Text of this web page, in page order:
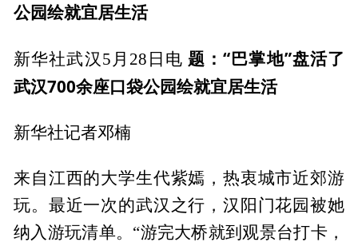
公园绘就宜居生活
新华社武汉5月28日电 题：“巴掌地”盘活了
武汉700余座口袋公园绘就宜居生活
新华社记者邓楠
来自江西的大学生代紫嫣，热衷城市近郊游
玩。最近一次的武汉之行，汉阳门花园被她
纳入游玩清单。“游完大桥就到观景台打卡，